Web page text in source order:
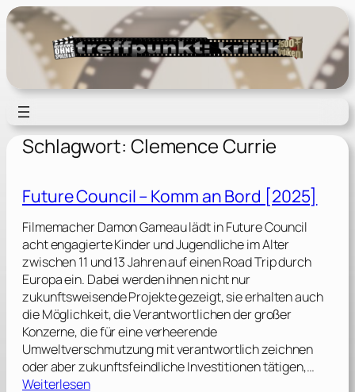
Zum
Inhalt
springen
Schlagwort: Clemence Currie
Future Council – Komm an Bord [2025]
Filmemacher Damon Gameau lädt in Future Council
acht engagierte Kinder und Jugendliche im Alter
zwischen 11 und 13 Jahren auf einen Road Trip durch
Europa ein. Dabei werden ihnen nicht nur
zukunftsweisende Projekte gezeigt, sie erhalten auch
die Möglichkeit, die Verantwortlichen der großer
Konzerne, die für eine verheerende
Umweltverschmutzung mit verantwortlich zeichnen
oder aber zukunftsfeindliche Investitionen tätigen,…
Weiterlesen: